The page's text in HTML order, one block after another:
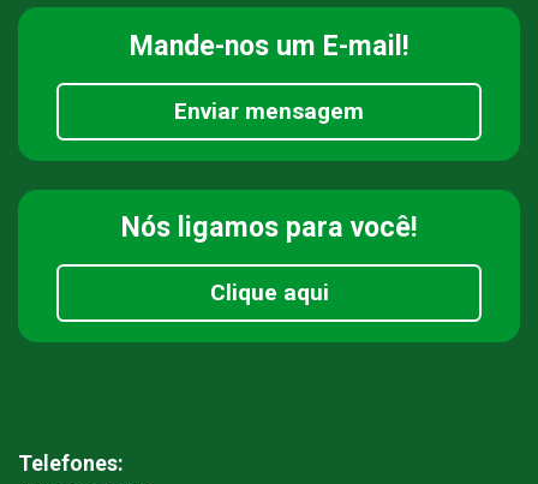
Mande-nos um E-mail!
Enviar mensagem
Nós ligamos para você!
Clique aqui
Telefones: